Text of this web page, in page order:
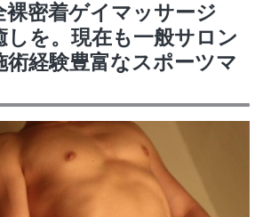
裸密着ゲイマッサージ
しを。現在も一般サロン
術経験豊富なスポーツマ